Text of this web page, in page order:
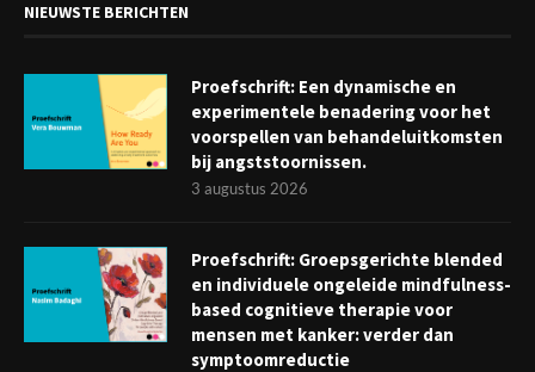
NIEUWSTE BERICHTEN
Proefschrift: Een dynamische en
experimentele benadering voor het
voorspellen van behandeluitkomsten
bij angststoornissen.
3 augustus 2026
Proefschrift: Groepsgerichte blended
en individuele ongeleide mindfulness-
based cognitieve therapie voor
mensen met kanker: verder dan
symptoomreductie